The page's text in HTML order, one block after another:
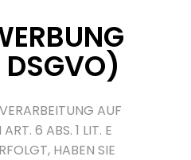
DSGVO)
AUF
6 ABS. 1 LIT. E
HABEN SIE